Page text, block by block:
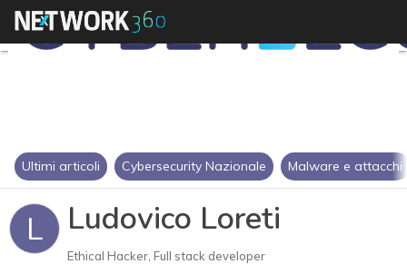
Ultimi articoli Cybersecurity Nazionale Malware e attacchi
L Ludovico Loreti
Ethical Hacker, Full stack developer